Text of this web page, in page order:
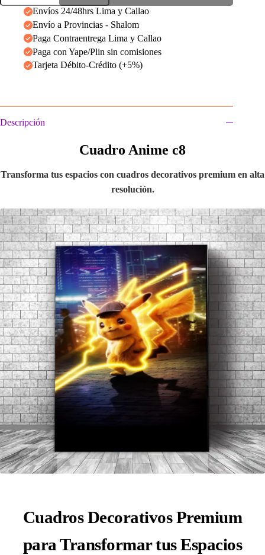
c8
cantidad
Envíos 24/48hrs Lima y Callao
Envío a Provincias - Shalom
Paga Contraentrega Lima y Callao
Paga con Yape/Plin sin comisiones
Tarjeta Débito-Crédito (+5%)
Descripción
Cuadro Anime c8
Transforma tus espacios con cuadros decorativos premium en alta
resolución.
Cuadros Decorativos Premium
para Transformar tus Espacios